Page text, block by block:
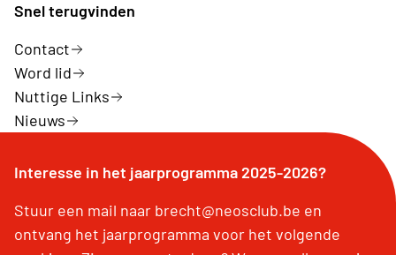
Snel terugvinden
Contact
Word lid
Nuttige Links
Nieuws
Interesse in het jaarprogramma 2025-2026?
Stuur een mail naar brecht@neosclub.be en
ontvang het jaarprogramma voor het volgende